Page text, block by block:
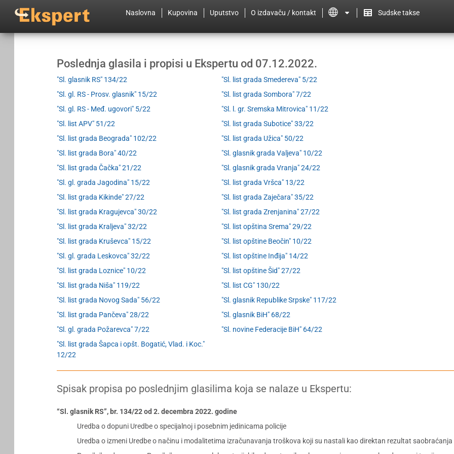
Naslovna Kupovina Uputstvo O izdavaču / kontakt Sudske takse
Poslednja glasila i propisi u Ekspertu od 07.12.2022.
"Sl. glasnik RS" 134/22
"Sl. gl. RS - Prosv. glasnik" 15/22
"Sl. gl. RS - Međ. ugovori" 5/22
"Sl. list APV" 51/22
"Sl. list grada Beograda" 102/22
"Sl. list grada Bora" 40/22
"Sl. list grada Čačka" 21/22
"Sl. gl. grada Jagodina" 15/22
"Sl. list grada Kikinde" 27/22
"Sl. list grada Kragujevca" 30/22
"Sl. list grada Kraljeva" 32/22
"Sl. list grada Kruševca" 15/22
"Sl. gl. grada Leskovca" 32/22
"Sl. list grada Loznice" 10/22
"Sl. list grada Niša" 119/22
"Sl. list grada Novog Sada" 56/22
"Sl. list grada Pančeva" 28/22
"Sl. gl. grada Požarevca" 7/22
"Sl. list grada Šapca i opšt. Bogatić, Vlad. i Koc."
12/22
"Sl. list grada Smedereva" 5/22
"Sl. list grada Sombora" 7/22
"Sl. l. gr. Sremska Mitrovica" 11/22
"Sl. list grada Subotice" 33/22
"Sl. list grada Užica" 50/22
"Sl. glasnik grada Valjeva" 10/22
"Sl. glasnik grada Vranja" 24/22
"Sl. list grada Vršca" 13/22
"Sl. list grada Zaječara" 35/22
"Sl. list grada Zrenjanina" 27/22
"Sl. list opština Srema" 29/22
"Sl. list opštine Beočin" 10/22
"Sl. list opštine Inđija" 14/22
"Sl. list opštine Šid" 27/22
"Sl. list CG" 130/22
"Sl. glasnik Republike Srpske" 117/22
"Sl. glasnik BiH" 68/22
"Sl. novine Federacije BiH" 64/22
Spisak propisa po poslednjim glasilima koja se nalaze u Ekspertu:
“Sl. glasnik RS”, br. 134/22 od 2. decembra 2022. godine
Uredba o dopuni Uredbe o specijalnoj i posebnim jedinicama policije
Uredba o izmeni Uredbe o načinu i modalitetima izračunavanja troškova koji su nastali kao direktan rezultat saobraćanja